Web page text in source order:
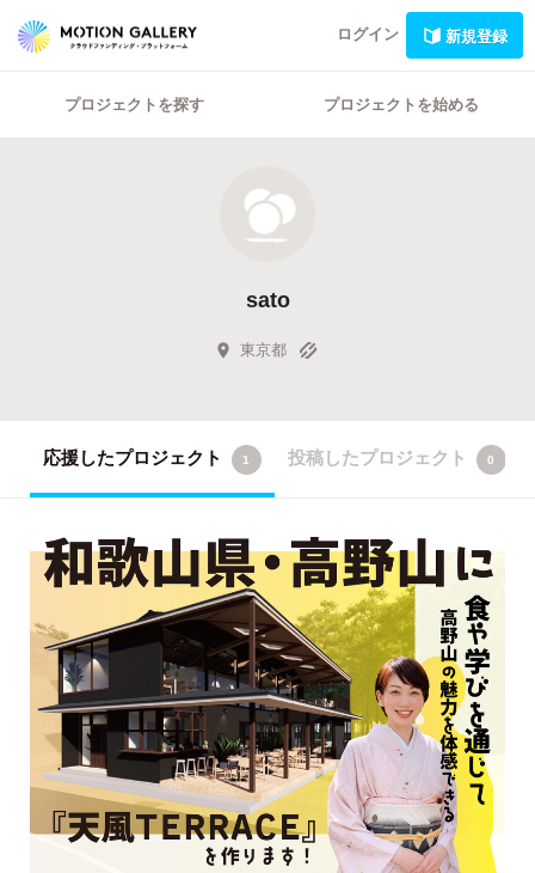
ログイン 新規登録
プロジェクトを探す プロジェクトを始める
sato
東京都
応援したプロジェクト 1 投稿したプロジェクト 0